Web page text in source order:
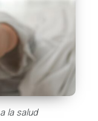
la salud